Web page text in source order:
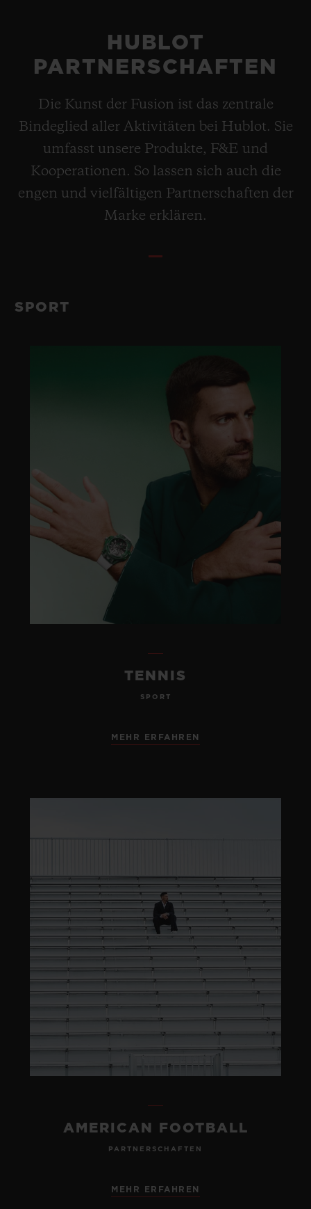
HUBLOT
PARTNERSCHAFTEN
Die Kunst der Fusion ist das zentrale
Bindeglied aller Aktivitäten bei Hublot. Sie
umfasst unsere Produkte, F&E und
Kooperationen. So lassen sich auch die
engen und vielfältigen Partnerschaften der
Marke erklären.
SPORT
TENNIS
SPORT
MEHR ERFAHREN
AMERICAN FOOTBALL
PARTNERSCHAFTEN
MEHR ERFAHREN